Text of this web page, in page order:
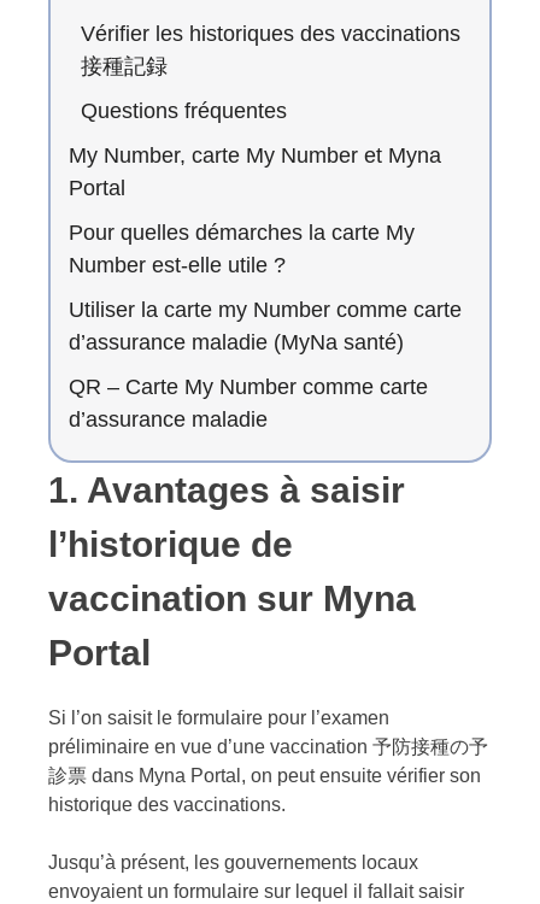
Vérifier les historiques des vaccinations
接種記録
Questions fréquentes
My Number, carte My Number et Myna
Portal
Pour quelles démarches la carte My
Number est-elle utile ?
Utiliser la carte my Number comme carte
d’assurance maladie (MyNa santé)
QR – Carte My Number comme carte
d’assurance maladie
1. Avantages à saisir
l’historique de
vaccination sur Myna
Portal
Si l’on saisit le formulaire pour l’examen
préliminaire en vue d’une vaccination 予防接種の予
診票 dans Myna Portal, on peut ensuite vérifier son
historique des vaccinations.
Jusqu’à présent, les gouvernements locaux
envoyaient un formulaire sur lequel il fallait saisir